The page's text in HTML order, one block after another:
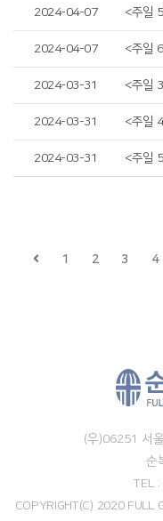
2024-04-07
2024-04-07
2024-03-31
2024-03-31
2024-03-31
1 2 3 4
(우)06251 서
순
TEL
COPYRIGHT(C) 2020 FULL